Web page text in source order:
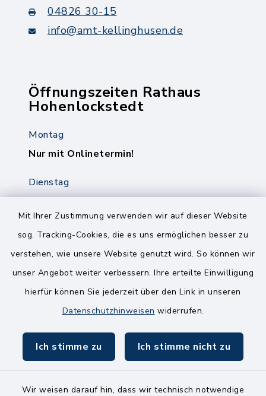
Mit Ihrer Zustimmung verwenden wir auf dieser Website
sog. Tracking-Cookies, die es uns ermöglichen besser zu
verstehen, wie unsere Website genutzt wird. So können wir
unser Angebot weiter verbessern. Ihre erteilte Einwilligung
hierfür können Sie jederzeit über den Link in unseren
Datenschutzhinweisen widerrufen.
Ich stimme zu Ich stimme nicht zu
Wir weisen darauf hin, dass wir technisch notwendige
04826 30-15
info@amt-kellinghusen.de
Öffnungszeiten Rathaus
Hohenlockstedt
Montag
Nur mit Onlinetermin!
Dienstag
8.00-12.00 Uhr
14.00-18.00 Uhr
Freitag
8.00-11.00 Uhr